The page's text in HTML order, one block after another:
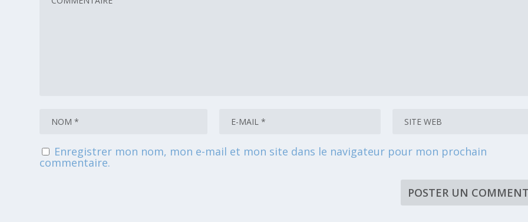
Enregistrer mon nom, mon e-mail et mon site dans le navigateur pour mon prochain
commentaire.